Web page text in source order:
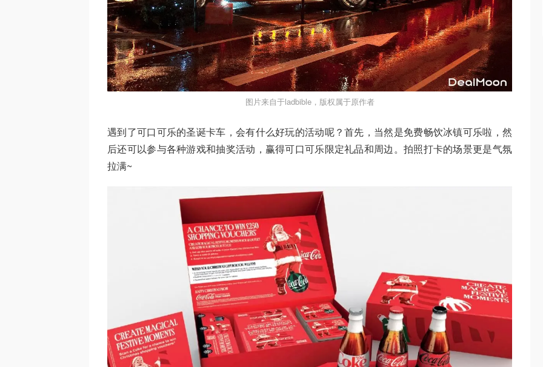
图片来自于ladbible，版权属于原作者
遇到了可口可乐的圣诞卡车，会有什么好玩的活动呢？首先，当然是免费畅饮冰镇可乐啦，然
后还可以参与各种游戏和抽奖活动，赢得可口可乐限定礼品和周边。拍照打卡的场景更是气氛
拉满~